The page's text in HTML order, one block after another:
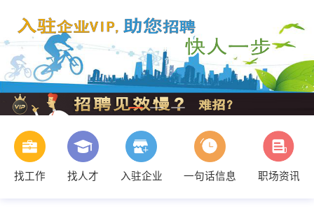
找工作 找人才 入驻企业 一句话信息
职场资讯